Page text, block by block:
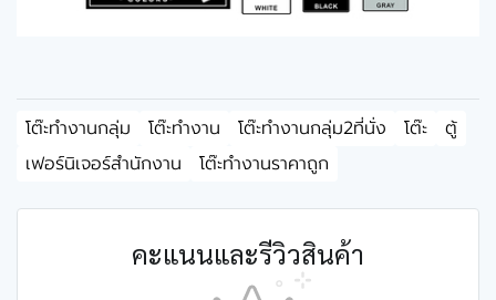
โต๊ะทำงานกลุ่ม โต๊ะทำงาน โต๊ะทำงานกลุ่ม2ที่นั่ง โต๊ะ
ตู้
เฟอร์นิเจอร์สำนักงาน
โต๊ะทำงานราคาถูก
คะแนนและรีวิวสินค้า